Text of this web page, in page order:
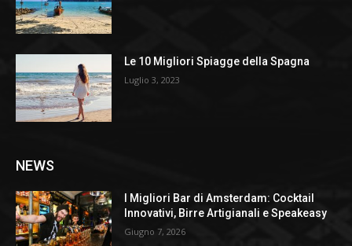
Le 10 Migliori Spiagge della Spagna
Luglio 3, 2023
NEWS
I Migliori Bar di Amsterdam: Cocktail
Innovativi, Birre Artigianali e Speakeasy
Giugno 7, 2026